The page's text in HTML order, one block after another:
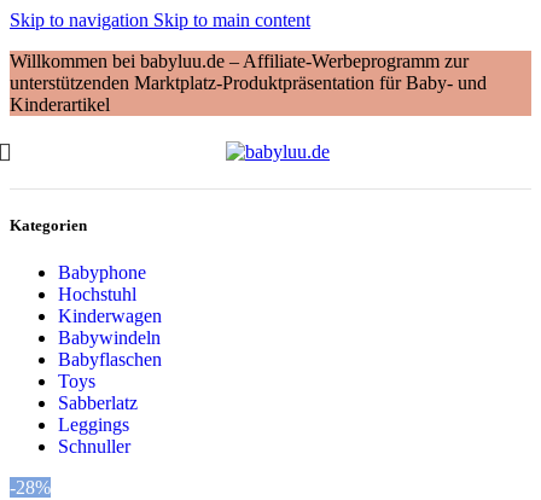
Skip to navigation Skip to main content
Willkommen bei babyluu.de – Affiliate-Werbeprogramm zur
unterstützenden Marktplatz-Produktpräsentation für Baby- und
Kinderartikel
Kategorien
Babyphone
Hochstuhl
Kinderwagen
Babywindeln
Babyflaschen
Toys
Sabberlatz
Leggings
Schnuller
-28%